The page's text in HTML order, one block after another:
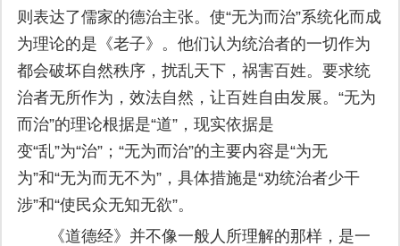
则表达了儒家的德治主张。使“无为而治”系统化而成
为理论的是《老子》。他们认为统治者的一切作为
都会破坏自然秩序，扰乱天下，祸害百姓。要求统
治者无所作为，效法自然，让百姓自由发展。“无为
而治”的理论根据是“道”，现实依据是
变“乱”为“治”；“无为而治”的主要内容是“为无
为”和“无为而无不为”，具体措施是“劝统治者少干
涉”和“使民众无知无欲”。
《道德经》并不像一般人所理解的那样，是一